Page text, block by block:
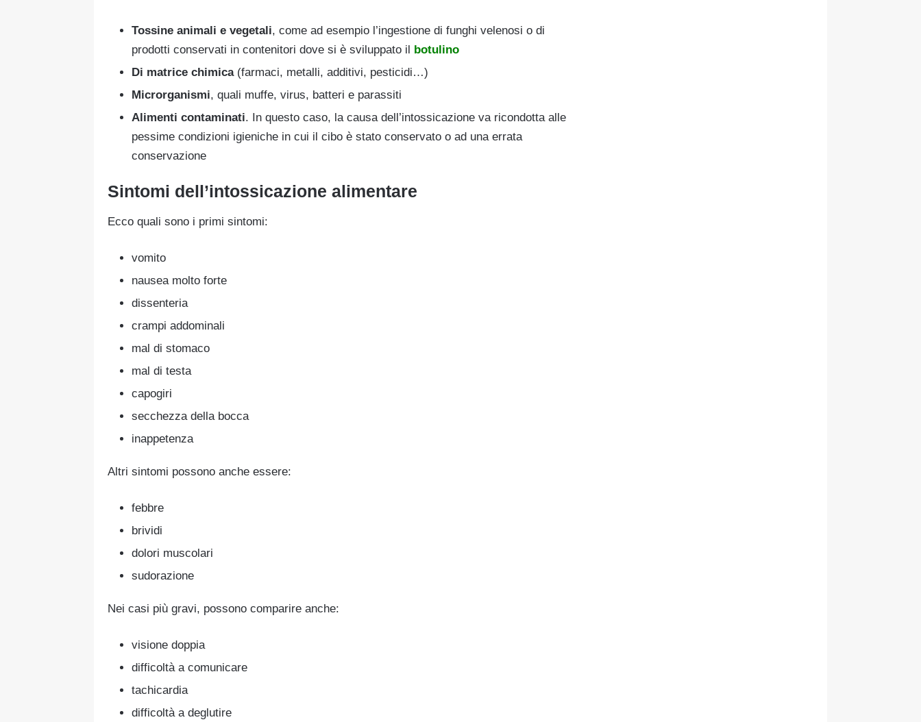
Tossine animali e vegetali, come ad esempio l’ingestione di funghi velenosi o di
prodotti conservati in contenitori dove si è sviluppato il botulino
Di matrice chimica(farmaci, metalli, additivi, pesticidi…)
Microrganismi, quali muffe, virus, batteri e parassiti
Alimenti contaminati. In questo caso, la causa dell’intossicazione va ricondotta alle
pessime condizioni igieniche in cui il cibo è stato conservato o ad una errata
conservazione
Sintomi dell’intossicazione alimentare
Ecco quali sono i primi sintomi:
vomito
nausea molto forte
dissenteria
crampi addominali
mal di stomaco
mal di testa
capogiri
secchezza della bocca
inappetenza
Altri sintomi possono anche essere:
febbre
brividi
dolori muscolari
sudorazione
Nei casi più gravi, possono comparire anche:
visione doppia
difficoltà a comunicare
tachicardia
difficoltà a deglutire